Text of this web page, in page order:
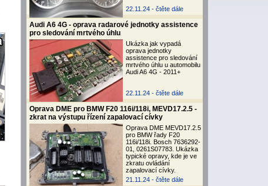
22.11.24 - čtěte dále
Audi A6 4G - oprava radarové jednotky assistence
pro sledování mrtvého úhlu
Ukázka jak vypadá
oprava jednotky
assistence pro sledování
mrtvého úhlu u automobilu
Audi A6 4G - 2011+
22.11.24 - čtěte dále
Oprava DME pro BMW F20 116i/118i, MEVD17.2.5 -
zkrat na výstupu řízení zapalovací cívky
Oprava DME MEVD17.2.5
pro BMW řady F20
116i/118i. Bosch 7636292-
01, 0261S07783. Ukázka
typické opravy, kde je ve
zkratu ovládání
zapalovací cívky.
21.11.24 - čtěte dále